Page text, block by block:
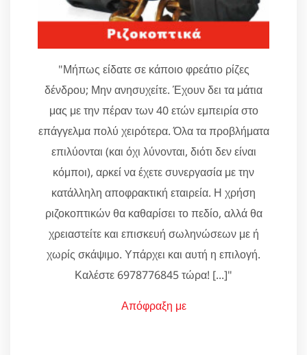
"Μήπως είδατε σε κάποιο φρεάτιο ρίζες
δένδρου; Μην ανησυχείτε. Έχουν δει τα μάτια
μας με την πέραν των 40 ετών εμπειρία στο
επάγγελμα πολύ χειρότερα. Όλα τα προβλήματα
επιλύονται (και όχι λύνονται, διότι δεν είναι
κόμποι), αρκεί να έχετε συνεργασία με την
κατάλληλη αποφρακτική εταιρεία. Η χρήση
ριζοκοπτικών θα καθαρίσει το πεδίο, αλλά θα
χρειαστείτε και επισκευή σωληνώσεων με ή
χωρίς σκάψιμο. Υπάρχει και αυτή η επιλογή.
Καλέστε 6978776845 τώρα! [...]"
Απόφραξη με